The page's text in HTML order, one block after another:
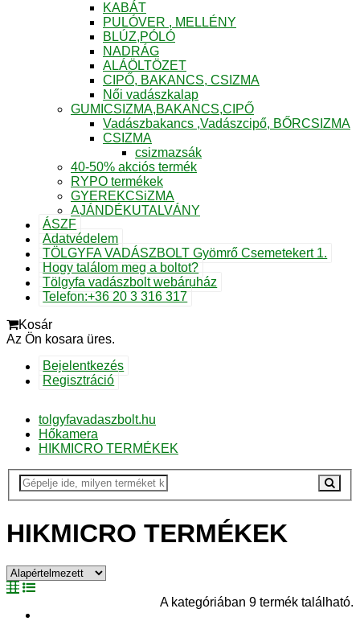
KABÁT
PULÓVER , MELLÉNY
BLÚZ,PÓLÓ
NADRÁG
ALÁÖLTÖZET
CIPŐ, BAKANCS, CSIZMA
Női vadászkalap
GUMICSIZMA,BAKANCS,CIPŐ
Vadászbakancs ,Vadászcipő, BŐRCSIZMA
CSIZMA
csizmazsák
40-50% akciós termék
RYPO termékek
GYEREKCSiZMA
AJÁNDÉKUTALVÁNY
ÁSZF
Adatvédelem
TÖLGYFA VADÁSZBOLT Gyömrő Csemetekert 1.
Hogy találom meg a boltot?
Tölgyfa vadászbolt webáruház
Telefon:+36 20 3 316 317
Kosár
Az Ön kosara üres.
Bejelentkezés
Regisztráció
tolgyfavadaszbolt.hu
Hőkamera
HIKMICRO TERMÉKEK
HIKMICRO TERMÉKEK
A kategóriában 9 termék található.